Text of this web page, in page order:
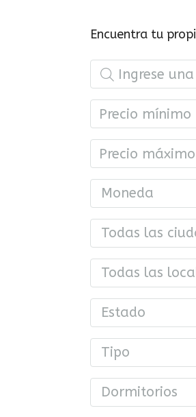
Encuentra tu
Moneda
Todas las
Todas las
Estado
Tipo
Dormitorios